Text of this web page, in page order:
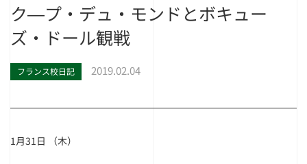
ク―プ・デュ・モンドとボキュー
ズ・ドール観戦
フランス校日記 2019.02.04
1月31日 （木）